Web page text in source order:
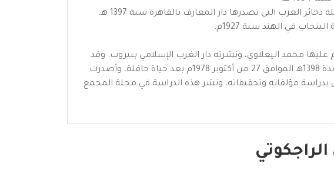
العرب التي تصدرها دار المعارف بالقاهرة سنة 1397 هـ.
في الهند سنة 1927م.
محمد اليعلاوي، ونشرته دار الغرب الإسلامي ببيروت. وقد
امتد به العمر حتى بلغ التسعين من عمره، وهو موفور النشاط، وتوفي في يوم الجمعة 26 من ذي القعدة 1398هـ الموافق 27 من أكتوبر 1978م بعد حياة حافلة، وأصدرت
مؤلفاته وتحقيقاته، ونشر هذه الدراسة في مجلة المجمع